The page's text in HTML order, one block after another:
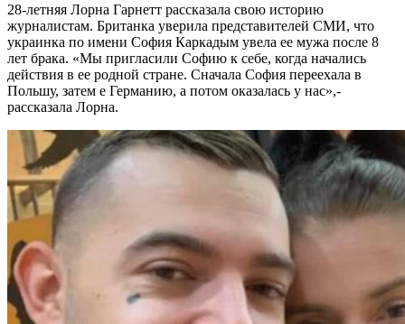
28-летняя Лорна Гарнетт рассказала свою историю
журналистам. Британка уверила представителей СМИ, что
украинка по имени София Каркадым увела ее мужа после 8
лет брака. «Мы пригласили Софию к себе, когда начались
действия в ее родной стране. Сначала София переехала в
Польшу, затем е Германию, а потом оказалась у нас»,-
рассказала Лорна.